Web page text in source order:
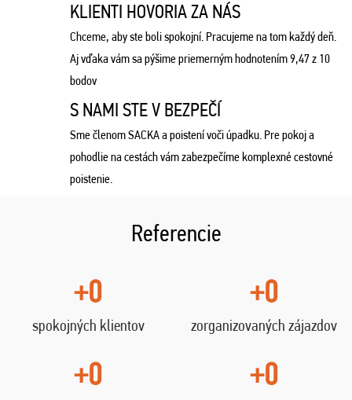
KLIENTI HOVORIA ZA NÁS
Chceme, aby ste boli spokojní. Pracujeme na tom každý deň.
Aj vďaka vám sa pýšime priemerným hodnotením 9,47 z 10
bodov
S NAMI STE V BEZPEČÍ
Sme členom SACKA a poistení voči úpadku. Pre pokoj a
pohodlie na cestách vám zabezpečíme komplexné cestovné
poistenie.
Referencie
+0
spokojných klientov
+0
zorganizovaných zájazdov
+0 +0